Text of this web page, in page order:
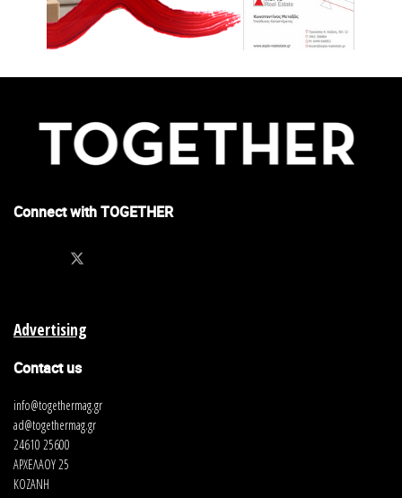
Connect with TOGETHER
Advertising
Contact us
info@togethermag.gr
ad@togethermag.gr
24610 25600
ΑΡΧΕΛΑΟΥ 25
ΚΟΖΑΝΗ